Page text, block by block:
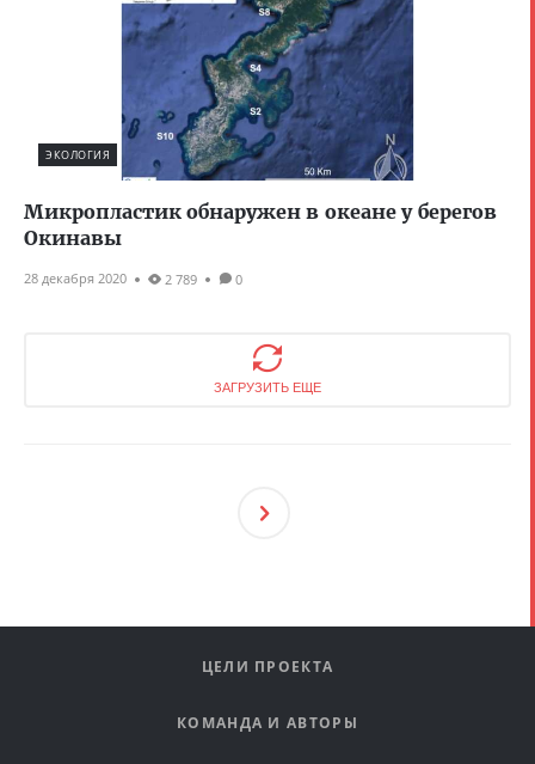
ЭКОЛОГИЯ
Микропластик обнаружен в океане у берегов
Окинавы
28 декабря 2020 2 789 0
ЗАГРУЗИТЬ ЕЩЕ
Ующ
ЦЕЛИ ПРОЕКТА
КОМАНДА И АВТОРЫ